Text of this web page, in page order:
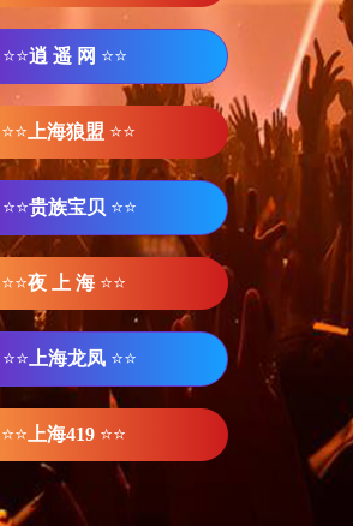
⭐⭐逍 遥 网 ⭐⭐
⭐⭐ 上海狼盟 ⭐⭐
⭐⭐贵族宝贝 ⭐⭐
⭐⭐夜 上 海 ⭐⭐
⭐⭐ 上海龙凤 ⭐⭐
⭐⭐ 上海419 ⭐⭐